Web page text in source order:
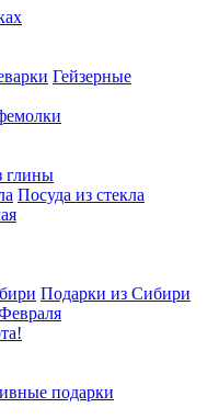
Гейзерные
глины
Посуда из стекла
Подарки из Сибири
подарки